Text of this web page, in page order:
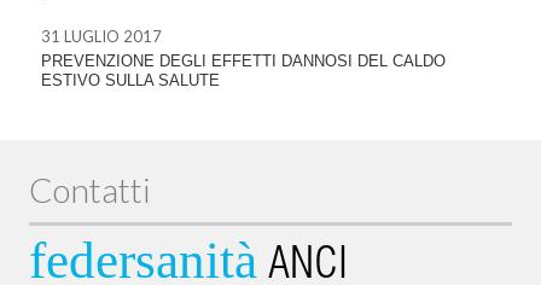
31 LUGLIO 2017
PREVENZIONE DEGLI EFFETTI DANNOSI DEL CALDO
ESTIVO SULLA SALUTE
Contatti
federsanità ANCI